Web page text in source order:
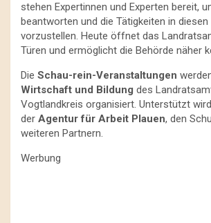
stehen Expertinnen und Experten bereit,
beantworten und die Tätigkeiten in diesen
vorzustellen. Heute öffnet das
Türen und ermöglicht die Behörde näher
Die Schau-rein-Veranstaltungen
Wirtschaft und Bildung des
Vogtlandkreis organisiert. Unterstützt
der Agentur für Arbeit Plauen, den
weiteren Partnern.
Werbung